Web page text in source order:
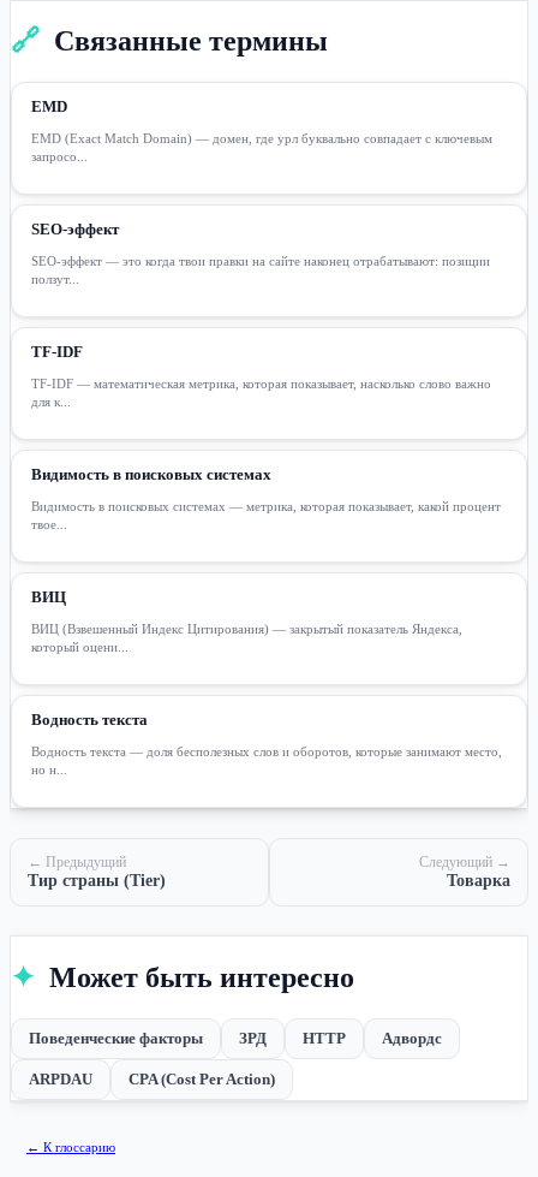
🔗 Связанные термины
EMD
EMD (Exact Match Domain) — домен, где урл буквально совпадает с ключевым
запросо...
SEO-эффект
SEO-эффект — это когда твои правки на сайте наконец отрабатывают: позиции
ползут...
TF-IDF
TF-IDF — математическая метрика, которая показывает, насколько слово важно
для к...
Видимость в поисковых системах
Видимость в поисковых системах — метрика, которая показывает, какой процент
твое...
ВИЦ
ВИЦ (Взвешенный Индекс Цитирования) — закрытый показатель Яндекса,
который оцени...
Водность текста
Водность текста — доля бесполезных слов и оборотов, которые занимают место,
но н...
← Предыдущий
Тир страны (Tier)
Следующий →
Товарка
✦ Может быть интересно
Поведенческие факторы ЗРД HTTP Адвордс
ARPDAU CPA (Cost Per Action)
← К глоссарию